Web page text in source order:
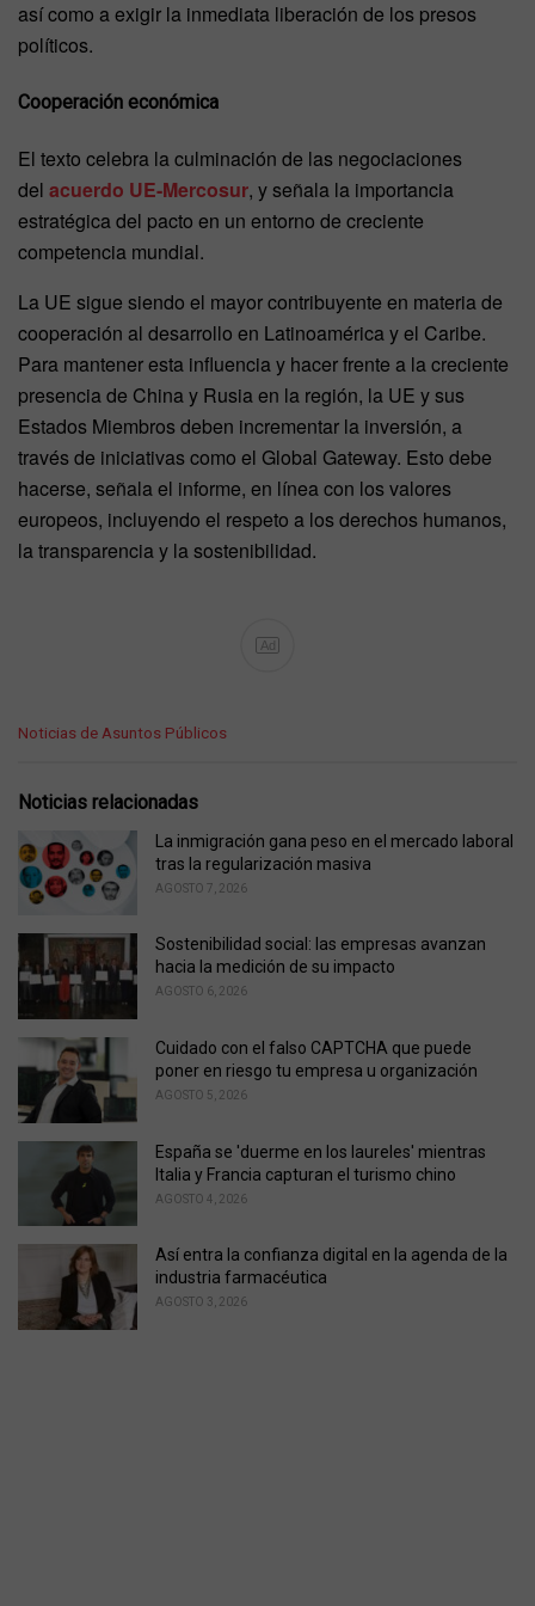
así como a exigir la inmediata liberación de los presos
políticos.
Cooperación económica
El texto celebra la culminación de las negociaciones
del acuerdo UE-Mercosur, y señala la importancia
estratégica del pacto en un entorno de creciente
competencia mundial.
La UE sigue siendo el mayor contribuyente en materia de
cooperación al desarrollo en Latinoamérica y el Caribe.
Para mantener esta influencia y hacer frente a la creciente
presencia de China y Rusia en la región, la UE y sus
Estados Miembros deben incrementar la inversión, a
través de iniciativas como el Global Gateway. Esto debe
hacerse, señala el informe, en línea con los valores
europeos, incluyendo el respeto a los derechos humanos,
la transparencia y la sostenibilidad.
Ad
C
e
o
r
i
:
Noticias de Asuntos Públicos
Noticias relacionadas
La inmigración gana peso en el mercado laboral
tras la regularización masiva
AGOSTO 7, 2026
Sostenibilidad social: las empresas avanzan
hacia la medición de su impacto
AGOSTO 6, 2026
Cuidado con el falso CAPTCHA que puede
poner en riesgo tu empresa u organización
AGOSTO 5, 2026
España se 'duerme en los laureles' mientras
Italia y Francia capturan el turismo chino
AGOSTO 4, 2026
Así entra la confianza digital en la agenda de la
industria farmacéutica
AGOSTO 3, 2026